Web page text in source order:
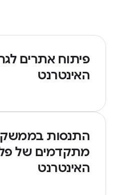
פיתוח אתרים
האינטרנט
מתקדמים של
האינטרנט